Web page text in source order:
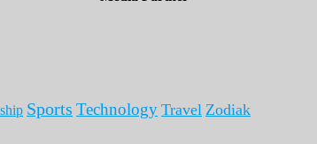
Sports Technology Travel Zodiak